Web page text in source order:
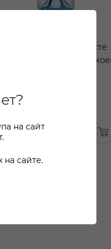
на сайт
на сайте.
Вино Винью Верде Эcте
Эсколья белое полусухое
УТ000003985
199 ₽